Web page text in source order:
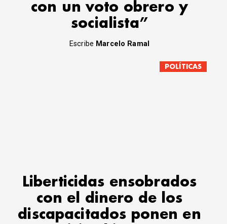
con un voto obrero y
socialista”
Escribe Marcelo Ramal
POLÍTICAS
Liberticidas ensobrados
con el dinero de los
discapacitados ponen en